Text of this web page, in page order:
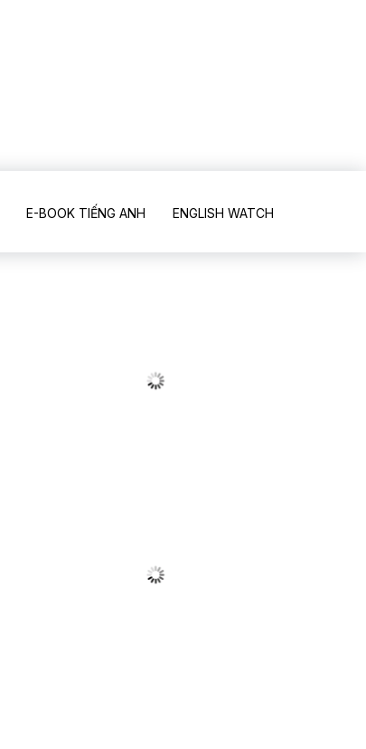
E-BOOK TIẾNG ANH ENGLISH WATCH